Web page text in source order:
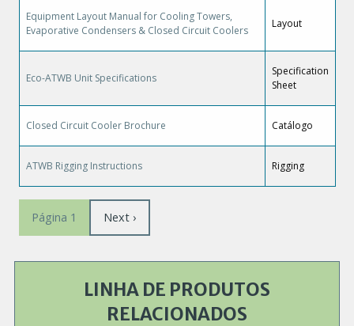
Equipment Layout Manual for Cooling Towers,
Evaporative Condensers & Closed Circuit Coolers
Layout
Eco-ATWB Unit Specifications
Specification
Sheet
Closed Circuit Cooler Brochure Catálogo
ATWB Rigging Instructions Rigging
Paginação
Página 1 Próxima
Next ›
LINHA DE PRODUTOS
RELACIONADOS